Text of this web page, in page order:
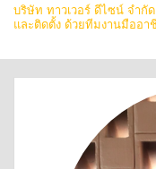
บริษัท ทาวเวอร์ ดีไซน์ จำกั
และติดตั้ง ด้วยทีมงานมืออา